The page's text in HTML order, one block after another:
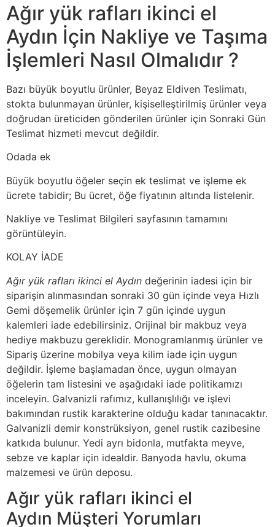
Ağır yük rafları ikinci el
Aydın İçin Nakliye ve Taşıma
İşlemleri Nasıl Olmalıdır ?
Bazı büyük boyutlu ürünler, Beyaz Eldiven Teslimatı,
stokta bulunmayan ürünler, kişiselleştirilmiş ürünler veya
doğrudan üreticiden gönderilen ürünler için Sonraki Gün
Teslimat hizmeti mevcut değildir.
Odada ek
Büyük boyutlu öğeler seçin ek teslimat ve işleme ek
ücrete tabidir; Bu ücret, öğe fiyatının altında listelenir.
Nakliye ve Teslimat Bilgileri sayfasının tamamını
görüntüleyin.
KOLAY İADE
Ağır yük rafları ikinci el Aydın değerinin iadesi için bir
siparişin alınmasından sonraki 30 gün içinde veya Hızlı
Gemi döşemelik ürünler için 7 gün içinde uygun
kalemleri iade edebilirsiniz. Orijinal bir makbuz veya
hediye makbuzu gereklidir. Monogramlanmış ürünler ve
Sipariş üzerine mobilya veya kilim iade için uygun
değildir. İşleme başlamadan önce, uygun olmayan
öğelerin tam listesini ve aşağıdaki iade politikamızı
inceleyin. Galvanizli rafımız, kullanışlılığı ve işlevi
bakımından rustik karakterine olduğu kadar tanınacaktır.
Galvanizli demir konstrüksiyon, genel rustik cazibesine
katkıda bulunur. Yedi ayrı bidonla, mutfakta meyve,
sebze ve kaplar için idealdir. Banyoda havlu, okuma
malzemesi ve ürün deposu.
Ağır yük rafları ikinci el
Aydın Müşteri Yorumları